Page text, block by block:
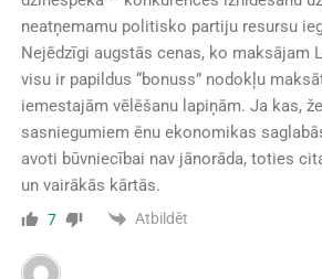
neatņemamu politisko partiju resursu
Nejēdzīgi augstās cenas, ko maksājam
visu ir papildus “bonuss” nodokļu
iemestajām vēlēšanu lapiņām. Ja kas,
sasniegumiem ēnu ekonomikas
avoti būvniecībai nav jānorāda, toties
un vairākās kārtās.
7 Atbildēt